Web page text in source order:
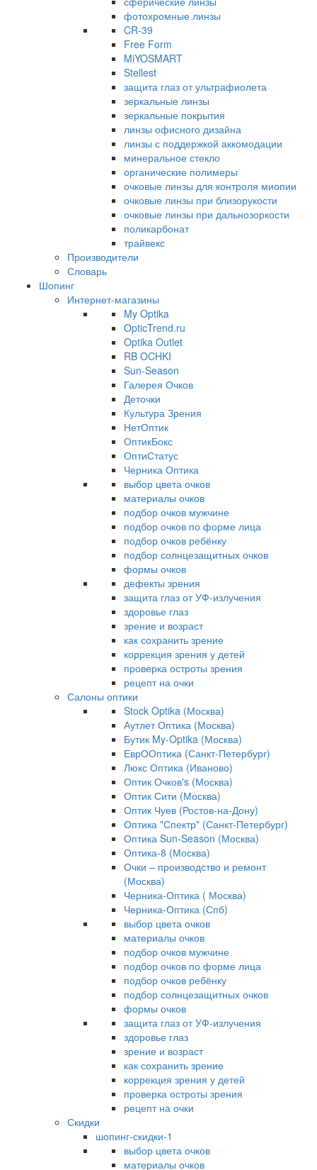
фотохромные линзы
CR-39
Free Form
MiYOSMART
Stellest
защита глаз от ультрафиолета
зеркальные линзы
зеркальные покрытия
линзы офисного дизайна
линзы с поддержкой аккомодации
минеральное стекло
органические полимеры
очковые линзы для контроля миопии
очковые линзы при близорукости
очковые линзы при дальнозоркости
поликарбонат
трайвекс
Производители
Словарь
Шопинг
Интернет-магазины
My Optika
OpticTrend.ru
Optika Outlet
RB OCHKI
Sun-Season
Галерея Очков
Деточки
Культура Зрения
НетОптик
ОптикБокс
ОптиСтатус
Черника Оптика
выбор цвета очков
материалы очков
подбор очков мужчине
подбор очков по форме лица
подбор очков ребёнку
подбор солнцезащитных очков
формы очков
дефекты зрения
защита глаз от УФ-излучения
здоровье глаз
зрение и возраст
как сохранить зрение
коррекция зрения у детей
проверка остроты зрения
рецепт на очки
Салоны оптики
Stock Optika (Москва)
Аутлет Оптика (Москва)
Бутик My-Optika (Москва)
ЕврООптика (Санкт-Петербург)
Люкс Оптика (Иваново)
Оптик Очков's (Москва)
Оптик Сити (Москва)
Оптик Чуев (Ростов-на-Дону)
Оптика "Спектр" (Санкт-Петербург)
Оптика Sun-Season (Москва)
Оптика-8 (Москва)
Очки – производство и ремонт
(Москва)
Черника-Оптика ( Москва)
Черника-Оптика (Спб)
выбор цвета очков
материалы очков
подбор очков мужчине
подбор очков по форме лица
подбор очков ребёнку
подбор солнцезащитных очков
формы очков
защита глаз от УФ-излучения
здоровье глаз
зрение и возраст
как сохранить зрение
коррекция зрения у детей
проверка остроты зрения
рецепт на очки
Скидки
шопинг-скидки-1
выбор цвета очков
материалы очков